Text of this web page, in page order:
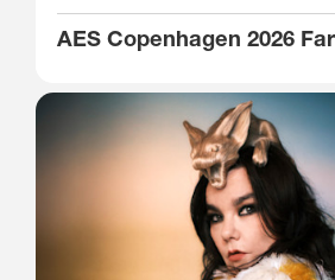
AES Copenhagen 2026